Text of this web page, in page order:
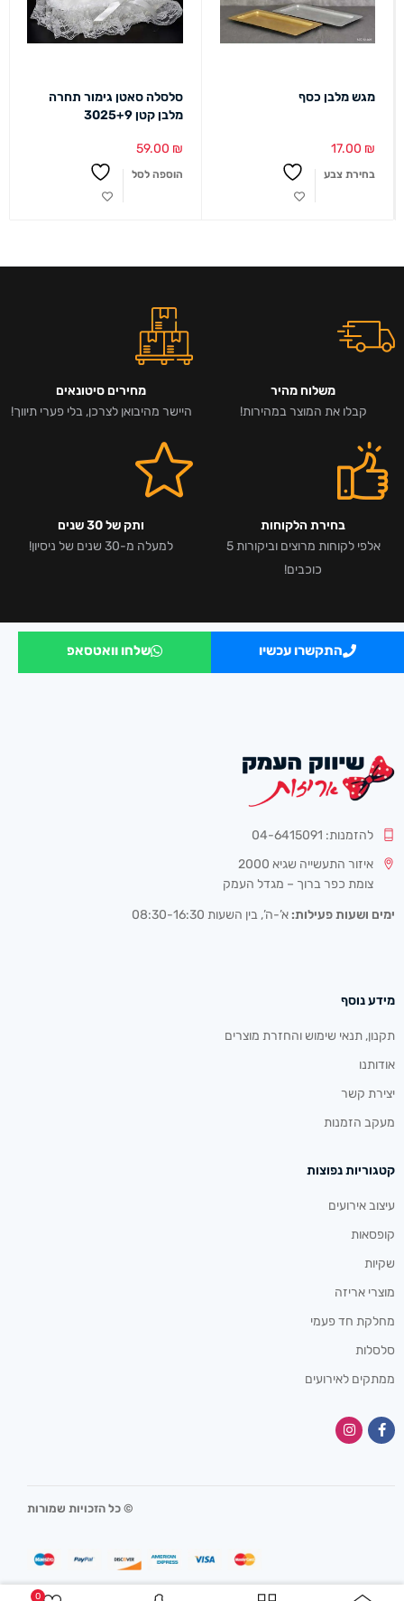
0
מגש מלבן כסף
17.00 ₪
בחירת צבע
סלסלה סאטן גימור תחרה
מלבן קטן 3025+9
59.00 ₪
הוספה לסל
משלוח מהיר
קבלו את המוצר במהירות!
מחירים סיטונאים
היישר מהיבואן לצרכן, בלי פערי תיווך!
בחירת הלקוחות
אלפי לקוחות מרוצים וביקורות 5
כוכבים!
ותק של 30 שנים
למעלה מ-30 שנים של ניסיון!
התקשרו עכשיו שלחו וואטסאפ
להזמנות: 04-6415091
איזור התעשייה שגיא 2000
צומת כפר ברוך – מגדל העמק
ימים ושעות פעילות: א’-ה’, בין השעות 08:30-16:30
מידע נוסף
תקנון, תנאי שימוש והחזרת מוצרים
אודותנו
יצירת קשר
מעקב הזמנות
קטגוריות נפוצות
עיצוב אירועים
קופסאות
שקיות
מוצרי אריזה
מחלקת חד פעמי
סלסלות
ממתקים לאירועים
© כל הזכויות שמורות